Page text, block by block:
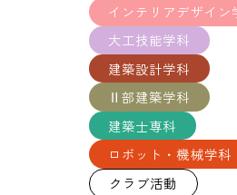
インテリアデザイン
大工技能学科
建築設計学科
Ⅱ部建築学科
建築士専科
ロボット・機械学科
クラブ活動